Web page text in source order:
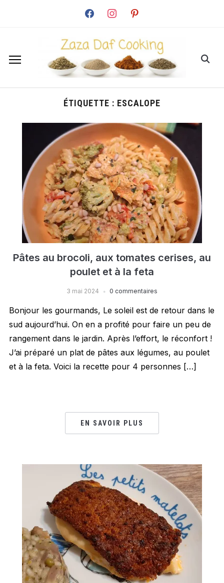
facebook instagrampinterest
ÉTIQUETTE : ESCALOPE
Pâtes au brocoli, aux tomates cerises, au
poulet et à la feta
3 mai 2024 0 commentaires
Bonjour les gourmands, Le soleil est de retour dans le
sud aujourd’hui. On en a profité pour faire un peu de
rangement dans le jardin. Après l’effort, le réconfort !
J’ai préparé un plat de pâtes aux légumes, au poulet
et à la feta. Voici la recette pour 4 personnes […]
EN SAVOIR PLUS